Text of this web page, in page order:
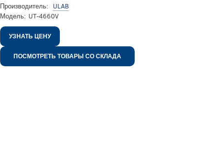
Производитель:
ULAB
Модель: UT-4660V
УЗНАТЬ ЦЕНУ
ПОСМОТРЕТЬ ТОВАРЫ СО СКЛАДА